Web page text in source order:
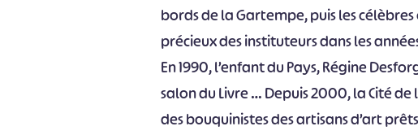
bords de la Gartempe, puis les
précieux des instituteurs dans les
En 1990, l’enfant du Pays, Régine
salon du Livre … Depuis 2000, la Cité de
des bouquinistes des artisans d’art